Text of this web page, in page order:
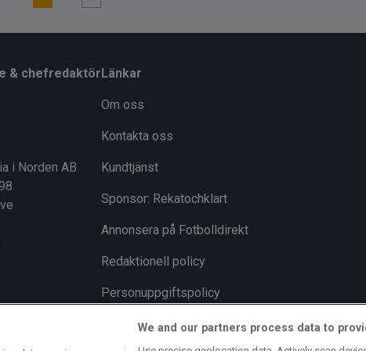
& chefredaktör
i Norden AB
Länkar
Om oss
Kontakta oss
Kundtjänst
Sponsor: Rekatochklart
Annonsera på Fotbolldirekt
Redaktionell policy
Personuppgiftspolicy
Cookiepolicy
We and our partners process data to